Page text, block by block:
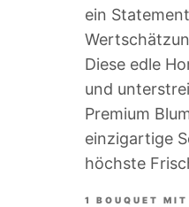
ein
Diese edle
und
Premium
einzigartige
höchste
1 BOUQUET MIT